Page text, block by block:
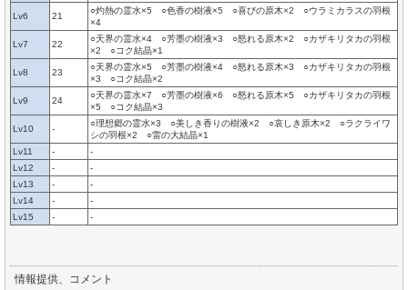
Lv6 21
○灼熱の霊水×5 ○色香の樹液×5 ○喜びの原木×2 ○ウラミカラスの羽根
×4
Lv7 22
○天界の霊水×4 ○芳墨の樹液×3 ○怒れる原木×2 ○カザキリタカの羽根
×2 ○コク結晶×1
Lv8 23
○天界の霊水×5 ○芳墨の樹液×4 ○怒れる原木×3 ○カザキリタカの羽根
×3 ○コク結晶×2
Lv9 24
○天界の霊水×7 ○芳墨の樹液×6 ○怒れる原木×5 ○カザキリタカの羽根
×5 ○コク結晶×3
Lv10 -
○理想郷の霊水×3 ○美しき香りの樹液×2 ○哀しき原木×2 ○ラクライワ
シの羽根×2 ○雷の大結晶×1
Lv11
-
-
Lv12
-
-
Lv13
-
-
Lv14
-
-
Lv15
- -
情報提供、コメント